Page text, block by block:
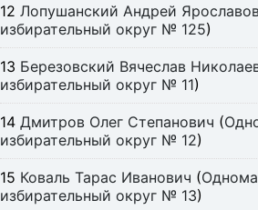
12 Лопушанский Андрей
избирательный округ № 125)
13 Березовский Вячеслав
избирательный округ № 11)
14 Дмитров Олег Степанович (
избирательный округ № 12)
15 Коваль Тарас Иванович (
избирательный округ № 13)